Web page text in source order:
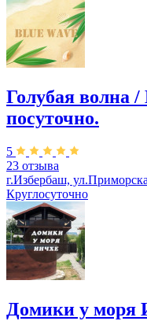
Голубая волна
посуточно.
5
23 отзыва
г.Избербаш,
Круглосуточно
Домики у моря